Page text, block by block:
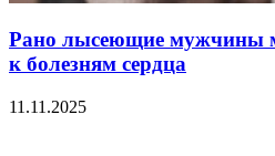
Рано лысеющие мужчины
к болезням сердца
11.11.2025